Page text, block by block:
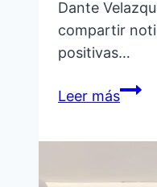
Dante
compartir
positivas…
Leer másEL